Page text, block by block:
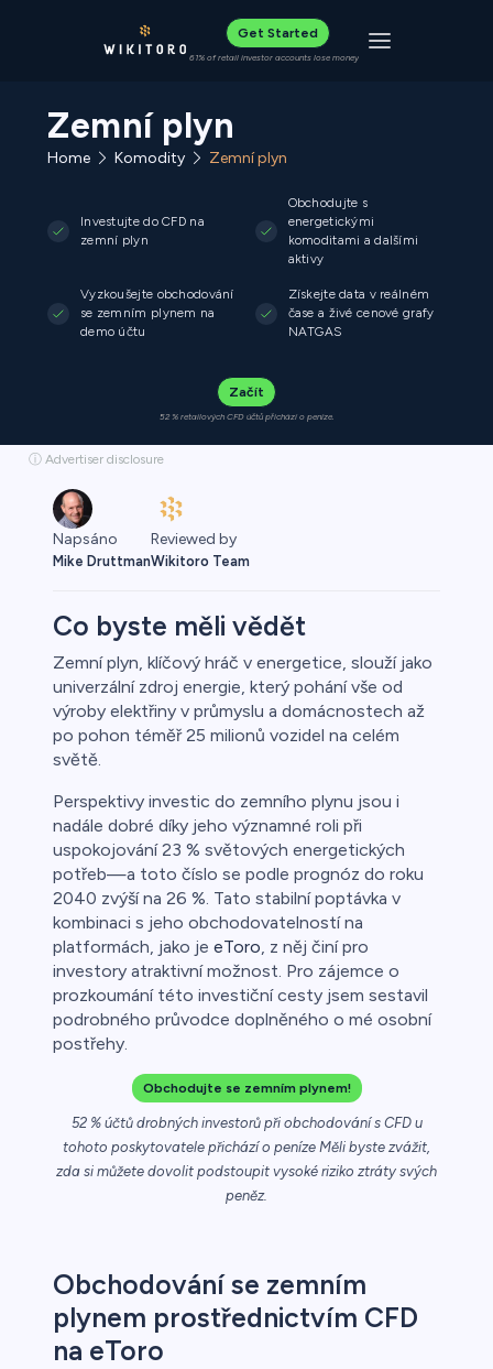
Get Started
61% of retail investor accounts lose money Toggle
Zemní plyn
Home Komodity Zemní plyn
Investujte do CFD na
zemní plyn
Obchodujte s
energetickými
komoditami a dalšími
aktivy
Vyzkoušejte obchodování
se zemním plynem na
demo účtu
Získejte data v reálném
čase a živé cenové grafy
NATGAS
Začít
52 % retailových CFD účtů přichází o peníze.
ⓘ Advertiser disclosure
Napsáno
Mike Druttman
Reviewed by
Wikitoro Team
Co byste měli vědět
Zemní plyn, klíčový hráč v energetice, slouží jako
univerzální zdroj energie, který pohání vše od
výroby elektřiny v průmyslu a domácnostech až
po pohon téměř 25 milionů vozidel na celém
světě.
Perspektivy investic do zemního plynu jsou i
nadále dobré díky jeho významné roli při
uspokojování 23 % světových energetických
potřeb—a toto číslo se podle prognóz do roku
2040 zvýší na 26 %. Tato stabilní poptávka v
kombinaci s jeho obchodovatelností na
platformách, jako je eToro, z něj činí pro
investory atraktivní možnost. Pro zájemce o
prozkoumání této investiční cesty jsem sestavil
podrobného průvodce doplněného o mé osobní
postřehy.
Obchodujte se zemním plynem!
52 % účtů drobných investorů při obchodování s CFD u
tohoto poskytovatele přichází o peníze Měli byste zvážit,
zda si můžete dovolit podstoupit vysoké riziko ztráty svých
peněz.
Obchodování se zemním
plynem prostřednictvím CFD
na eToro
o